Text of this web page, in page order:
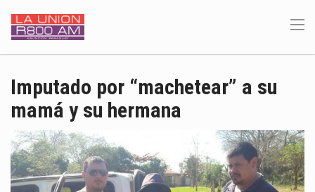
Imputado por “machetear” a su
mamá y su hermana